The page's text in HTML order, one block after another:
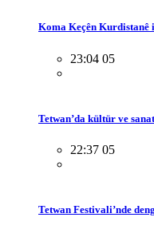
Koma Keçên Kurdistanê
23:04 05
Tetwan’da kültür ve
22:37 05
Tetwan Festivali’nde